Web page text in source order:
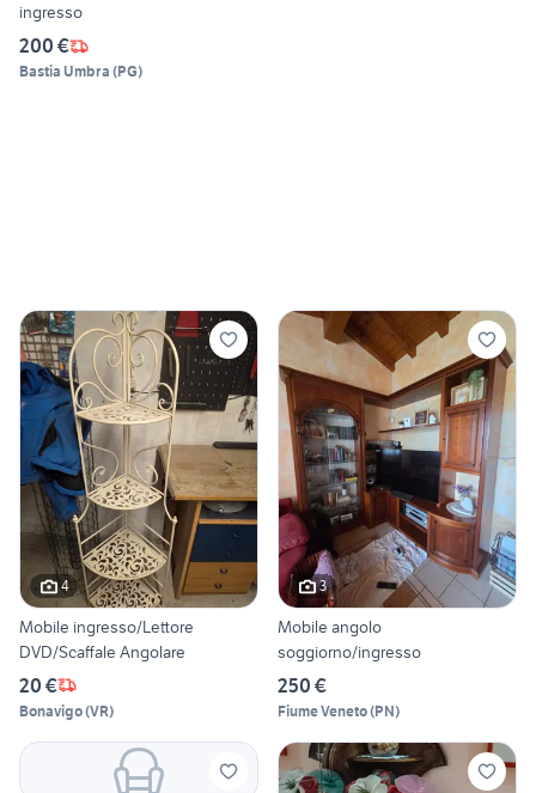
ingresso
200 €
Bastia Umbra (PG)
4
Mobile ingresso/Lettore
DVD/Scaffale Angolare
20 €
Bonavigo(VR)
3
Mobile angolo
soggiorno/ingresso
250 €
Fiume Veneto(PN)